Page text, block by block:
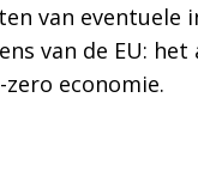
van eventuele
van de EU:
economie.